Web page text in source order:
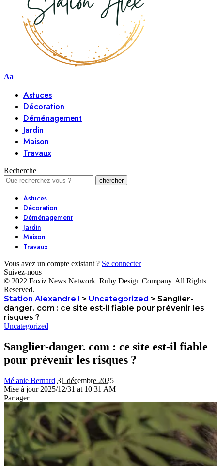
Aa
Astuces
Décoration
Déménagement
Jardin
Maison
Travaux
Recherche
Astuces
Décoration
Déménagement
Jardin
Maison
Travaux
Vous avez un compte existant ? Se connecter
Suivez-nous
© 2022 Foxiz News Network. Ruby Design Company. All Rights
Reserved.
Station Alexandre ! > Uncategorized > Sanglier-
danger. com : ce site est-il fiable pour prévenir les
risques ?
Uncategorized
Sanglier-danger. com : ce site est-il fiable
pour prévenir les risques ?
Mélanie Bernard 31 décembre 2025
Mise à jour 2025/12/31 at 10:31 AM
Partager